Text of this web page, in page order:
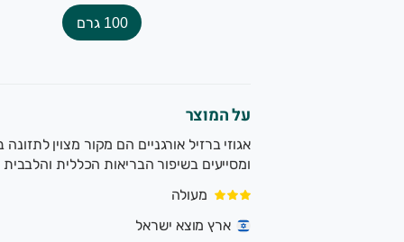
100 גרם
על המוצר
אגוזי ברזיל אורגניים הם מקור מצוין
ומסייעים בשיפור הבריאות הכללית והלבבית
מעולה
ארץ מוצא ישראל